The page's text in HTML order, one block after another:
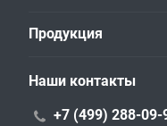
Продукция
Наши контакты
+7 (499) 288-09-